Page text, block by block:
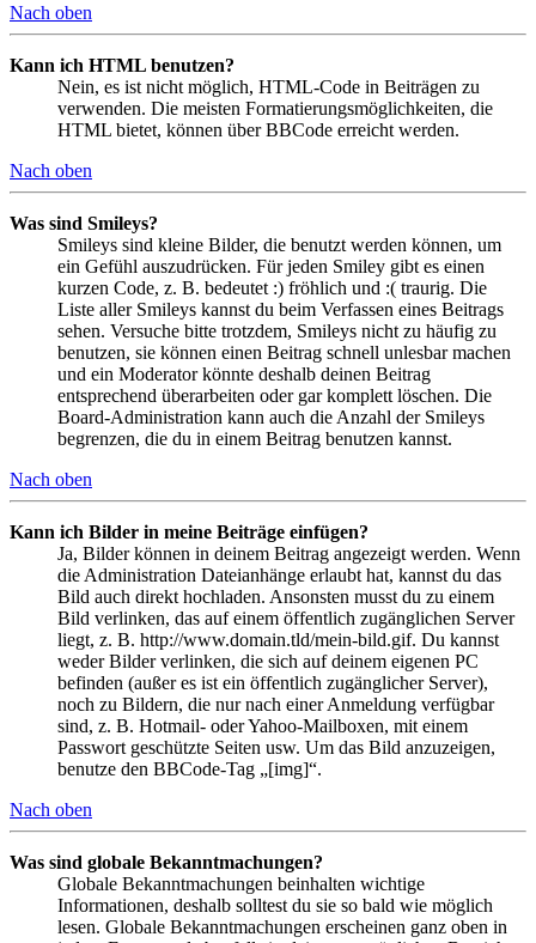
Nach oben
Kann ich HTML benutzen?
Nein, es ist nicht möglich, HTML-Code in Beiträgen zu
verwenden. Die meisten Formatierungsmöglichkeiten, die
HTML bietet, können über BBCode erreicht werden.
Nach oben
Was sind Smileys?
Smileys sind kleine Bilder, die benutzt werden können, um
ein Gefühl auszudrücken. Für jeden Smiley gibt es einen
kurzen Code, z. B. bedeutet :) fröhlich und :( traurig. Die
Liste aller Smileys kannst du beim Verfassen eines Beitrags
sehen. Versuche bitte trotzdem, Smileys nicht zu häufig zu
benutzen, sie können einen Beitrag schnell unlesbar machen
und ein Moderator könnte deshalb deinen Beitrag
entsprechend überarbeiten oder gar komplett löschen. Die
Board-Administration kann auch die Anzahl der Smileys
begrenzen, die du in einem Beitrag benutzen kannst.
Nach oben
Kann ich Bilder in meine Beiträge einfügen?
Ja, Bilder können in deinem Beitrag angezeigt werden. Wenn
die Administration Dateianhänge erlaubt hat, kannst du das
Bild auch direkt hochladen. Ansonsten musst du zu einem
Bild verlinken, das auf einem öffentlich zugänglichen Server
liegt, z. B. http://www.domain.tld/mein-bild.gif. Du kannst
weder Bilder verlinken, die sich auf deinem eigenen PC
befinden (außer es ist ein öffentlich zugänglicher Server),
noch zu Bildern, die nur nach einer Anmeldung verfügbar
sind, z. B. Hotmail- oder Yahoo-Mailboxen, mit einem
Passwort geschützte Seiten usw. Um das Bild anzuzeigen,
benutze den BBCode-Tag „[img]“.
Nach oben
Was sind globale Bekanntmachungen?
Globale Bekanntmachungen beinhalten wichtige
Informationen, deshalb solltest du sie so bald wie möglich
lesen. Globale Bekanntmachungen erscheinen ganz oben in